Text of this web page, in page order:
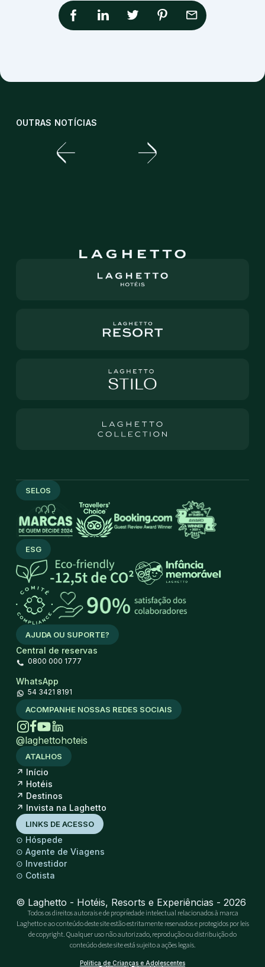
OUTRAS NOTÍCIAS
AJUDA OU SUPORTE?
Central de reservas
0800 000 1777
WhatsApp
54 3421 8191
SELOS
ESG
ACOMPANHE NOSSAS REDES SOCIAIS
@laghettohoteis
ATALHOS
↗ Início
↗ Hotéis
↗ Destinos
↗ Invista na Laghetto
LINKS DE ACESSO
⊙ Hóspede
⊙ Agente de Viagens
⊙ Investidor
⊙ Cotista
© Laghetto - Hotéis, Resorts e Experiências - 2026
Todos os direitos autorais e de propriedade intelectual relacionados à marca
Laghetto e ao conteúdo deste site estão estritamente reservados e protegidos por leis
de copyright. Qualquer uso não autorizado, reprodução ou distribuição do
conteúdo deste site está sujeito a ações legais.
Política de Crianças e Adolescentes